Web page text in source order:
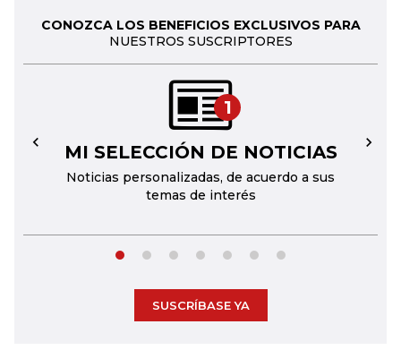
CONOZCA LOS BENEFICIOS EXCLUSIVOS PARA
NUESTROS SUSCRIPTORES
1
MI SELECCIÓN DE NOTICIAS
Noticias personalizadas, de acuerdo a sus
temas de interés
← →
SUSCRÍBASE YA